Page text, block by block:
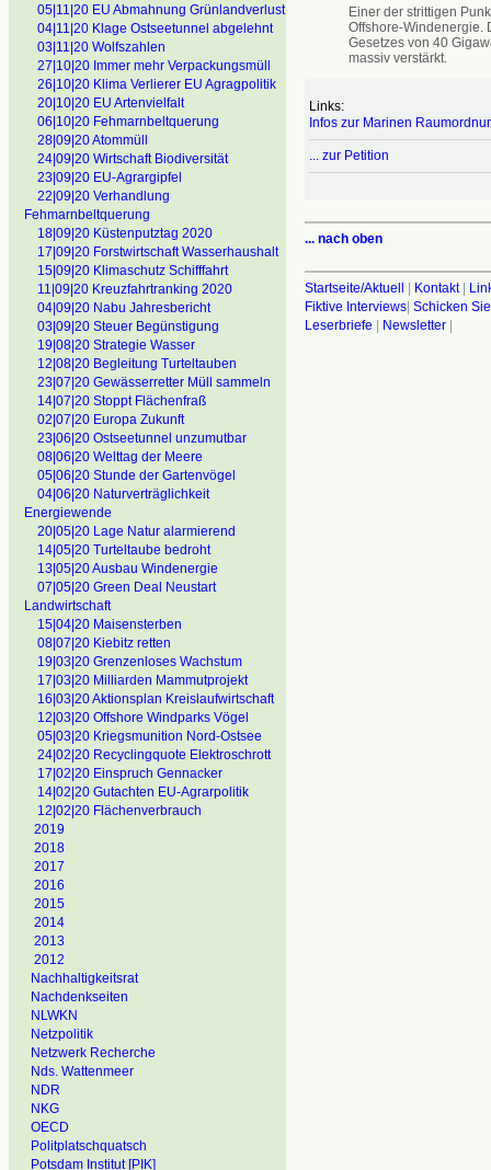
05|11|20 EU Abmahnung Grünlandverlust
04|11|20 Klage Ostseetunnel abgelehnt
03|11|20 Wolfszahlen
27|10|20 Immer mehr Verpackungsmüll
26|10|20 Klima Verlierer EU Agragpolitik
20|10|20 EU Artenvielfalt
06|10|20 Fehmarnbeltquerung
28|09|20 Atommüll
24|09|20 Wirtschaft Biodiversität
23|09|20 EU-Agrargipfel
22|09|20 Verhandlung
Fehmarnbeltquerung
18|09|20 Küstenputztag 2020
17|09|20 Forstwirtschaft Wasserhaushalt
15|09|20 Klimaschutz Schifffahrt
11|09|20 Kreuzfahrtranking 2020
04|09|20 Nabu Jahresbericht
03|09|20 Steuer Begünstigung
19|08|20 Strategie Wasser
12|08|20 Begleitung Turteltauben
23|07|20 Gewässerretter Müll sammeln
14|07|20 Stoppt Flächenfraß
02|07|20 Europa Zukunft
23|06|20 Ostseetunnel unzumutbar
08|06|20 Welttag der Meere
05|06|20 Stunde der Gartenvögel
04|06|20 Naturverträglichkeit
Energiewende
20|05|20 Lage Natur alarmierend
14|05|20 Turteltaube bedroht
13|05|20 Ausbau Windenergie
07|05|20 Green Deal Neustart
Landwirtschaft
15|04|20 Maisensterben
08|07|20 Kiebitz retten
19|03|20 Grenzenloses Wachstum
17|03|20 Milliarden Mammutprojekt
16|03|20 Aktionsplan Kreislaufwirtschaft
12|03|20 Offshore Windparks Vögel
05|03|20 Kriegsmunition Nord-Ostsee
24|02|20 Recyclingquote Elektroschrott
17|02|20 Einspruch Gennacker
14|02|20 Gutachten EU-Agrarpolitik
12|02|20 Flächenverbrauch
2019
2018
2017
2016
2015
2014
2013
2012
Nachhaltigkeitsrat
Nachdenkseiten
NLWKN
Netzpolitik
Netzwerk Recherche
Nds. Wattenmeer
NDR
NKG
OECD
Politplatschquatsch
Potsdam Institut [PIK]
Einer der strittigen
Offshore-Windenergie.
Gesetzes von 40
massiv verstärkt.
Links:
Infos zur Marinen
... zur Petition
... nach oben
Startseite/Aktuell | Kontakt|
Fiktive Interviews| Schicken
Leserbriefe | Newsletter|